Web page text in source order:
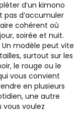
d’un kimono
pas d’accumuler
cohérent où
soirée et nuit.
modèle peut vite
surtout sur les
le rouge ou le
vous convient
en plusieurs
une autre
vous voulez